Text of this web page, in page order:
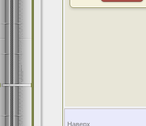
Наверх